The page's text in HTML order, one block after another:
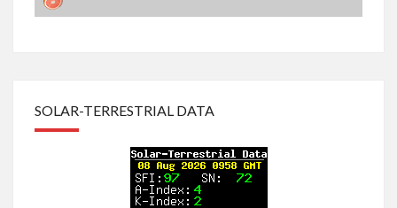
SOLAR-TERRESTRIAL DATA